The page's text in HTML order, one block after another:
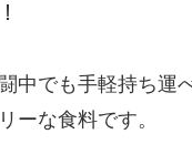
中でも手軽持ち運
ーな食料です。